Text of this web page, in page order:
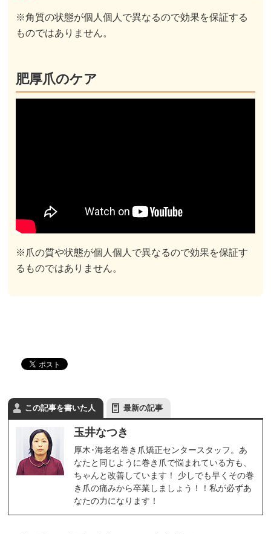
※角質の状態が個人個人で異なるので効果を保証する
ものではありません。
肥厚爪のケア
※爪の質や状態が個人個人で異なるので効果を保証す
るものではありません。
この記事を書いた人 最新の記事
玉井なつき
厚木･海老名巻き爪矯正センタースタッフ。あ
なたと同じように巻き爪で悩まれている方も、
ちゃんと改善しています！ 少しでも早くその巻
き爪の痛みから卒業しましょう！！私が必ずあ
なたの力になります！